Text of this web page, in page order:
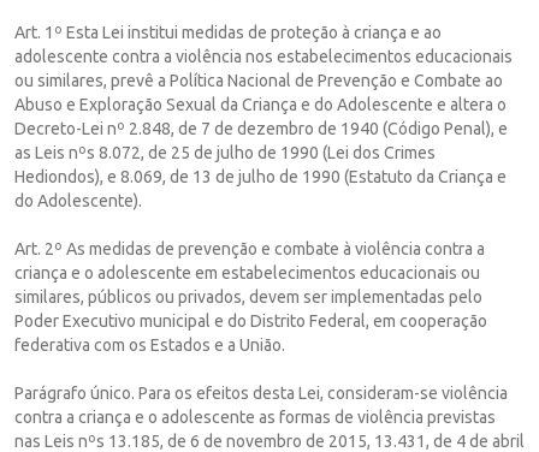
Art. 1º Esta Lei institui medidas de proteção à criança e ao
adolescente contra a violência nos estabelecimentos educacionais
ou similares, prevê a Política Nacional de Prevenção e Combate ao
Abuso e Exploração Sexual da Criança e do Adolescente e altera o
Decreto-Lei nº 2.848, de 7 de dezembro de 1940 (Código Penal), e
as Leis nºs 8.072, de 25 de julho de 1990 (Lei dos Crimes
Hediondos), e 8.069, de 13 de julho de 1990 (Estatuto da Criança e
do Adolescente).
Art. 2º As medidas de prevenção e combate à violência contra a
criança e o adolescente em estabelecimentos educacionais ou
similares, públicos ou privados, devem ser implementadas pelo
Poder Executivo municipal e do Distrito Federal, em cooperação
federativa com os Estados e a União.
Parágrafo único. Para os efeitos desta Lei, consideram-se violência
contra a criança e o adolescente as formas de violência previstas
nas Leis nºs 13.185, de 6 de novembro de 2015, 13.431, de 4 de abril